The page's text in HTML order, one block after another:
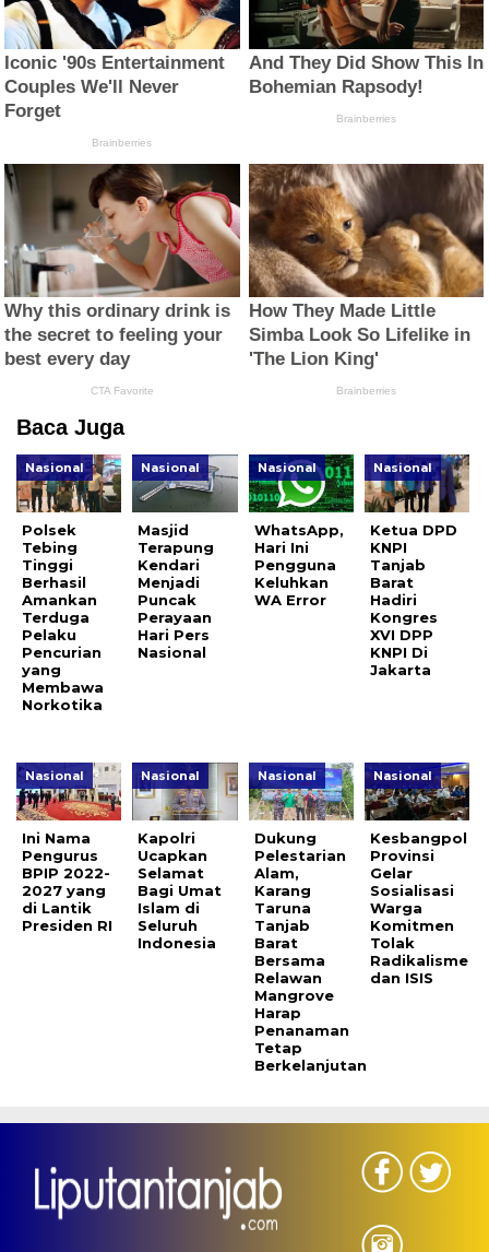
Baca Juga
Nasional
Polsek
Tebing
Tinggi
Berhasil
Amankan
Terduga
Pelaku
Pencurian
yang
Membawa
Norkotika
Nasional
Masjid
Terapung
Kendari
Menjadi
Puncak
Perayaan
Hari Pers
Nasional
Nasional
WhatsApp,
Hari Ini
Pengguna
Keluhkan
WA Error
Nasional
Ketua DPD
KNPI
Tanjab
Barat
Hadiri
Kongres
XVI DPP
KNPI Di
Jakarta
Nasional
Ini Nama
Pengurus
BPIP 2022-
2027 yang
di Lantik
Presiden RI
Nasional
Kapolri
Ucapkan
Selamat
Bagi Umat
Islam di
Seluruh
Indonesia
Nasional
Dukung
Pelestarian
Alam,
Karang
Taruna
Tanjab
Barat
Bersama
Relawan
Mangrove
Harap
Penanaman
Tetap
Berkelanjutan
Nasional
Kesbangpol
Provinsi
Gelar
Sosialisasi
Warga
Komitmen
Tolak
Radikalisme
dan ISIS